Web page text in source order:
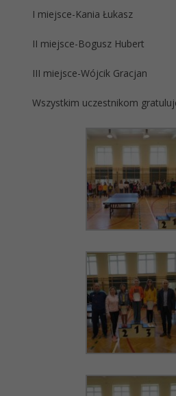
I miejsce-Kania Łukasz
II miejsce-Bogusz Hubert
III miejsce-Wójcik Gracjan
Wszystkim uczestnikom